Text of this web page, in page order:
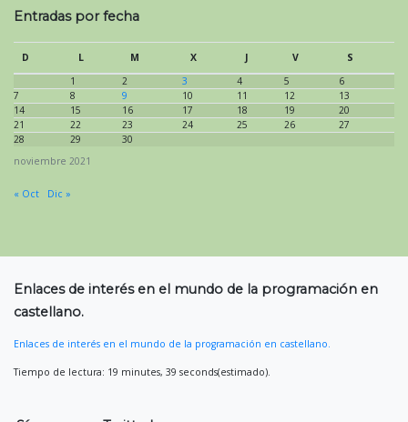
Entradas por fecha
noviembre 2021
D L M X J V
S
1
2 3 4 5
6
7
8 9 10 11 12
13
14
15 16 17 18 19
20
21
22 23 24 25 26
27
28
29 30
« Oct Dic »
Enlaces de interés en el mundo de la programación en
castellano.
Enlaces de interés en el mundo de la programación en castellano.
Tiempo de lectura: 19 minutes, 39 seconds(estimado).